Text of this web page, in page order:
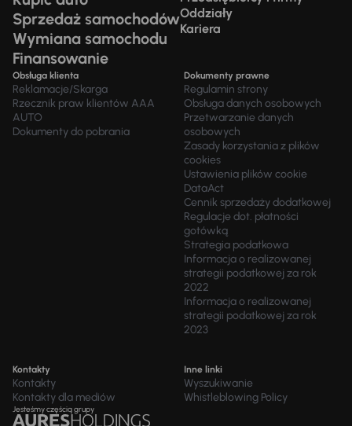
Sprzedaż samochodów
Wymiana samochodu
Finansowanie
Oddziały
Kariera
Obsługa klienta
Reklamacje/Skarga
Rzecznik praw klientów AAA
AUTO
Dokumenty do pobrania
Dokumenty prawne
Regulamin strony
Obsługa danych osobowych
Przetwarzanie danych
osobowych
Zasady korzystania z plików
cookies
Ustawienia plików cookie
DataAct
Cennik sprzedaży dodatkowej
Regulacje dot. płatności
gotówką
Strategia podatkowa
Informacja o realizowanej
strategii podatkowej za rok
2022
Informacja o realizowanej
strategii podatkowej za rok
2023
Kontakty
Kontakty
Kontakty dla mediów
Inne linki
Wyszukiwanie
Whistleblowing Policy
Jesteśmy częścią grupy